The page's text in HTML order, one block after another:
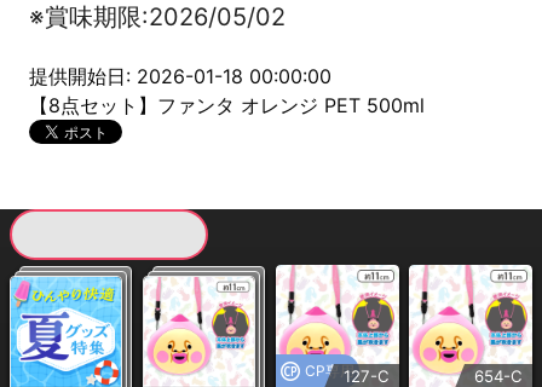
※賞味期限:2026/05/02
提供開始日: 2026-01-18 00:00:00
【8点セット】ファンタ オレンジ PET 500ml
CP専用127-C 654-C